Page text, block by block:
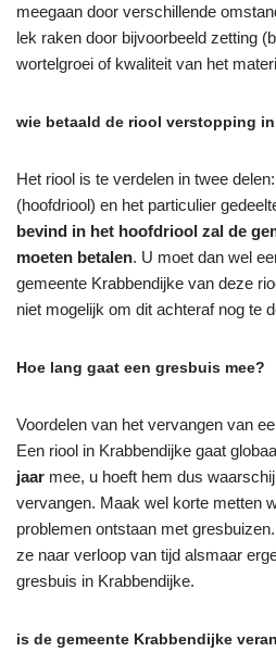
meegaan door verschillende
lek raken door bijvoorbeeld zetting
wortelgroei of kwaliteit van het
wie betaald de riool verstopping
Het riool is te verdelen in twee
(hoofdriool) en het particulier
bevind in het hoofdriool zal de
moeten betalen. U moet dan wel
gemeente Krabbendijke van deze
niet mogelijk om dit achteraf nog te
Hoe lang gaat een gresbuis mee?
Voordelen van het vervangen van
Een riool in Krabbendijke gaat
jaar mee, u hoeft hem dus
vervangen. Maak wel korte metten
problemen ontstaan met
ze naar verloop van tijd alsmaar
gresbuis in Krabbendijke.
is de gemeente Krabbendijke